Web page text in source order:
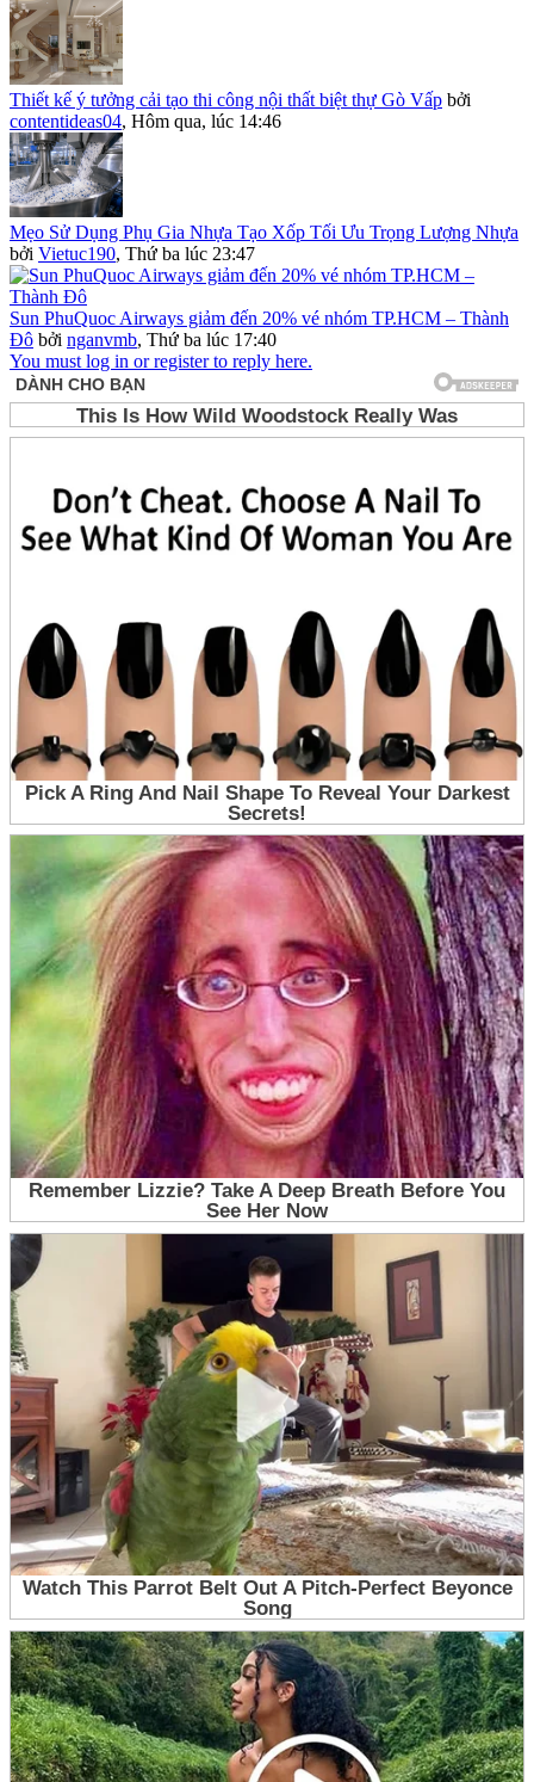
Thiết kế ý tưởng cải tạo thi công nội thất biệt thự Gò Vấp bởi
contentideas04, Hôm qua, lúc 14:46
Mẹo Sử Dụng Phụ Gia Nhựa Tạo Xốp Tối Ưu Trọng Lượng Nhựa
bởi Vietuc190, Thứ ba lúc 23:47
Sun PhuQuoc Airways giảm đến 20% vé nhóm TP.HCM – Thành
Đô bởi nganvmb, Thứ ba lúc 17:40
You must log in or register to reply here.